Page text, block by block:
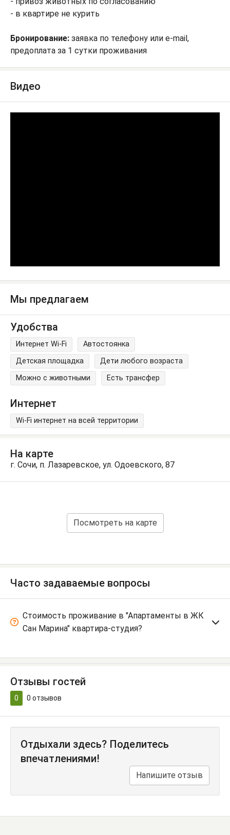
- в квартире не курить
Бронирование: заявка по телефону или e-mail,
предоплата за 1 сутки проживания
Видео
Мы предлагаем
Удобства
Интернет Wi-Fi
Автостоянка
Детская площадка
Дети любого возраста
Можно с животными
Есть трансфер
Интернет
Wi-Fi интернет на всей территории
На карте
г. Сочи, п. Лазаревское, ул. Одоевского, 87
Посмотреть на карте
Часто задаваемые вопросы
Стоимость проживание в "Апартаменты в ЖК
Сан Марина" квартира-студия?
Отзывы гостей
0 0 отзывов
Отдыхали здесь? Поделитесь
впечатлениями!
Напишите отзыв